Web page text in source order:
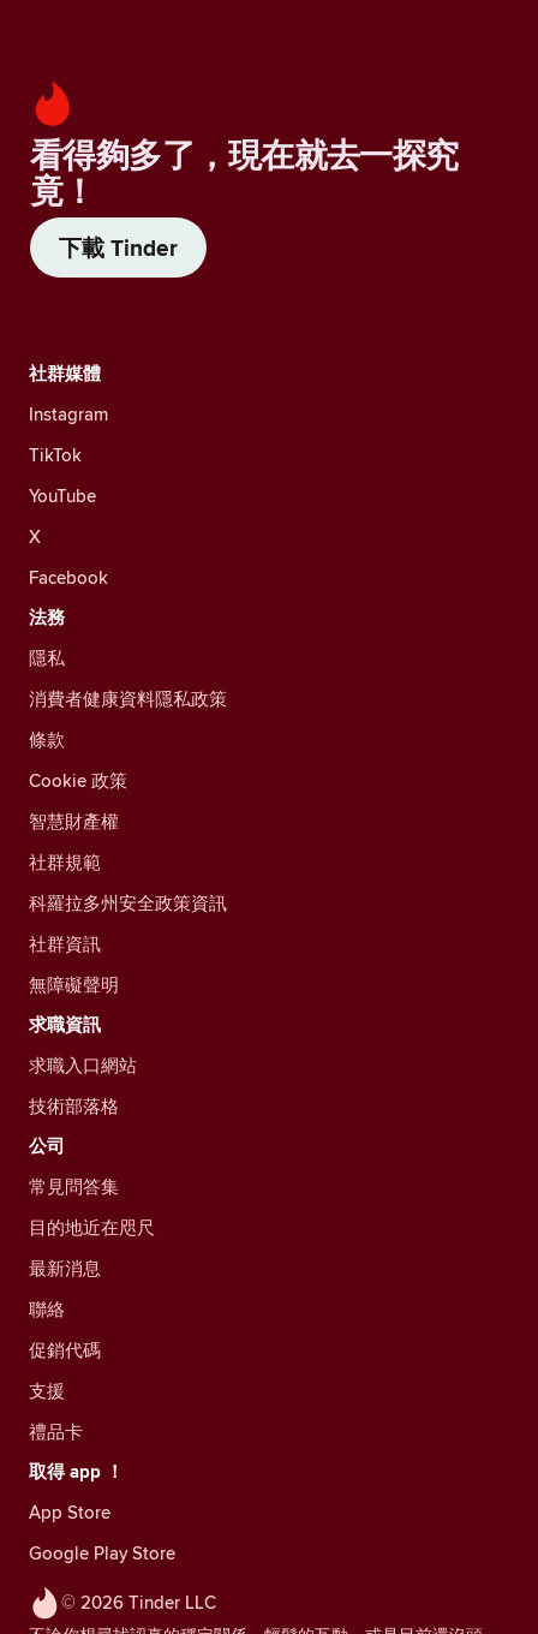
看得夠多了，現在就去一探究
竟！
下載 Tinder
© 2026 Tinder LLC
社群媒體
Instagram
TikTok
YouTube
X
Facebook
法務
隱私
消費者健康資料隱私政策
條款
Cookie 政策
智慧財產權
社群規範
科羅拉多州安全政策資訊
社群資訊
無障礙聲明
求職資訊
求職入口網站
技術部落格
公司
常見問答集
目的地近在咫尺
最新消息
聯絡
促銷代碼
支援
禮品卡
取得 app ！
App Store
Google Play Store